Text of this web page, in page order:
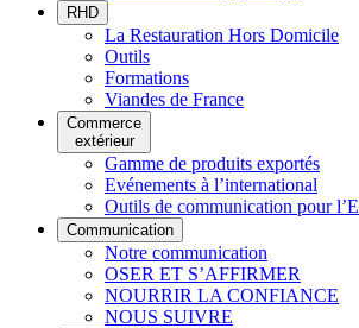
RHD
La Restauration Hors Domicile
Outils
Formations
Viandes de France
Commerce
extérieur
Gamme de produits exportés
Evénements à l’international
Outils de communication pour
Communication
Notre communication
OSER ET S’AFFIRMER
NOURRIR LA CONFIANCE
NOUS SUIVRE